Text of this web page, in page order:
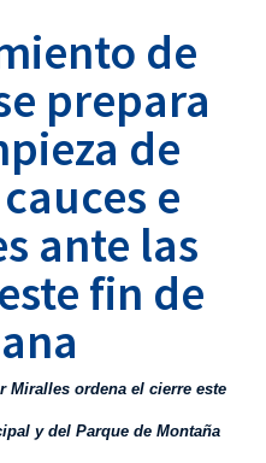
de
prepara
de
e
ante las
fin de
Miralles ordena el cierre este
y del Parque de Montaña